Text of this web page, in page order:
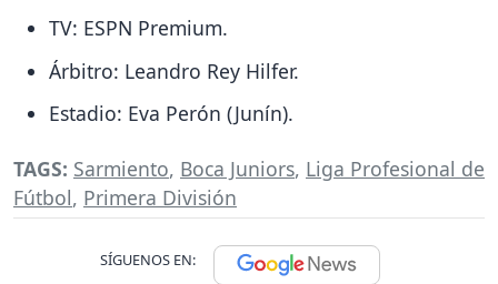
TV: ESPN Premium.
Árbitro: Leandro Rey Hilfer.
Estadio: Eva Perón (Junín).
TAGS: Sarmiento, Boca Juniors, Liga Profesional de
Fútbol, Primera División
SÍGUENOS EN: